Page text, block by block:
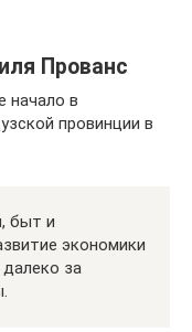
Прованс
начало в
провинции в
быт и
экономики
за